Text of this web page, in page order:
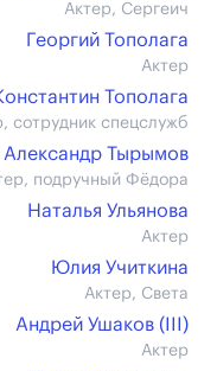
Актер, Сергеич
Георгий Тополага
Актер
Тополага
сотрудник спецслужб
Александр Тырымов
подручный Фёдора
Наталья Ульянова
Актер
Юлия Учиткина
Актер, Света
Андрей Ушаков (III)
Актер